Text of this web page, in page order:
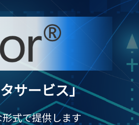
サービス」
式で提供します